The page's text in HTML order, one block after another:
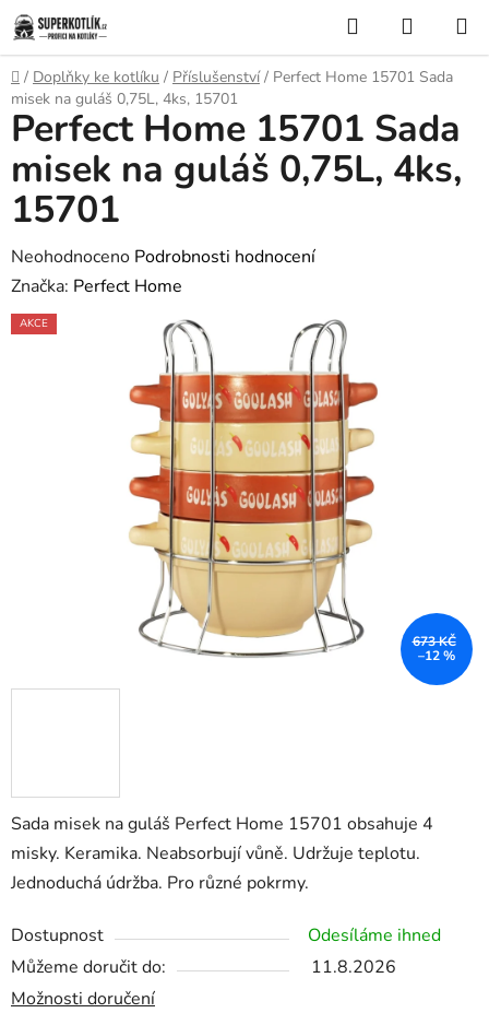
Přejít
na
obsah
Hledat
KOŠÍK
Domů
/ Doplňky ke kotlíku / Příslušenství / Perfect Home 15701 Sada
misek na guláš 0,75L, 4ks, 15701
Sada misek na guláš Perfect Home 15701 obsahuje 4
misky. Keramika. Neabsorbují vůně. Udržuje teplotu.
Jednoduchá údržba. Pro různé pokrmy.
Dostupnost
Odesíláme ihned
Můžeme doručit do:
11.8.2026
Možnosti doručení
Perfect Home 15701 Sada
misek na guláš 0,75L, 4ks,
15701
Průměrné
hodnocení
produktu
Neohodnoceno Podrobnosti hodnocení
Značka: Perfect Home
AKCE
673 KČ
–12 %